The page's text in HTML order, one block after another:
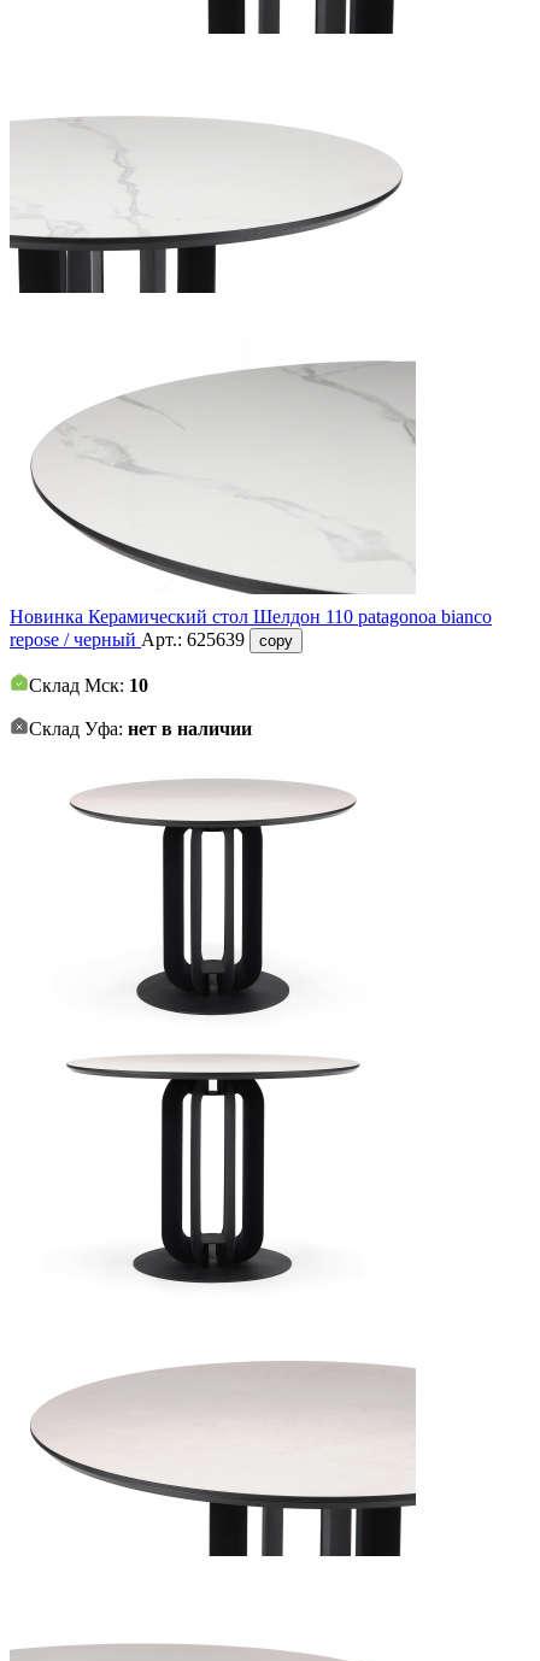
Новинка Керамический стол Шелдон 110 patagonoa bianco
repose / черный Арт.: 625639 copy
Склад Мск: 10
Склад Уфа: нет в наличии